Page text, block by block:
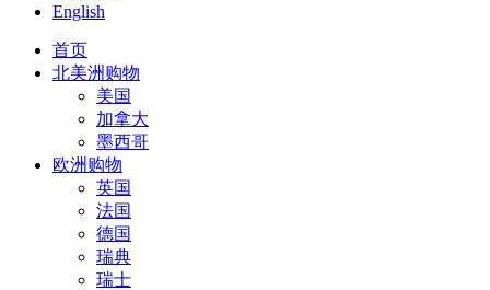
English
首页
北美洲购物
美国
加拿大
墨西哥
欧洲购物
英国
法国
德国
瑞典
瑞士